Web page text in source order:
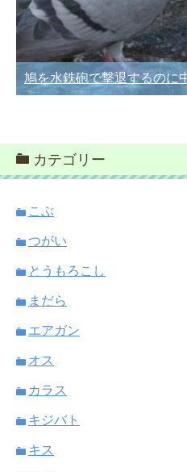
鳩を水鉄砲で撃退するのに
カテゴリー
こぶ
つがい
とうもろこし
まだら
エアガン
オス
カラス
キジバト
キス